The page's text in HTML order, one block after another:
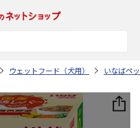
ウェットフード（犬用） いなばペ